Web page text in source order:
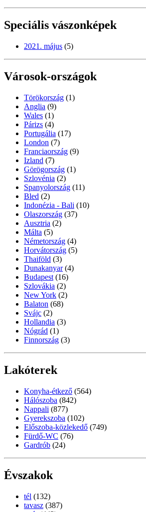
Speciális vászonképek
2021. május (5)
Városok-országok
Törökország (1)
Anglia (9)
Wales (1)
Párizs (4)
Portugália (17)
London (7)
Franciaország (9)
Izland (7)
Görögország (1)
Szlovénia (2)
Spanyolország (11)
Bled (2)
Indonézia - Bali (10)
Olaszország (37)
Ausztria (2)
Málta (5)
Németország (4)
Horvátország (5)
Thaiföld (3)
Dunakanyar (4)
Budapest (16)
Szlovákia (2)
New York (2)
Balaton (68)
Svájc (2)
Hollandia (3)
Nógrád (1)
Finnország (3)
Lakóterek
Konyha-étkező (564)
Hálószoba (842)
Nappali (877)
Gyerekszoba (102)
Előszoba-közlekedő (749)
Fürdő-WC (76)
Gardrób (24)
Évszakok
tél (132)
tavasz (387)